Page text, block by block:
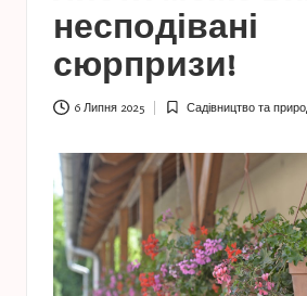
a
s
t
u
c
e
s
несподівані
сюрпризи!
6 Липня 2025
Опубліковано
Садівництво та